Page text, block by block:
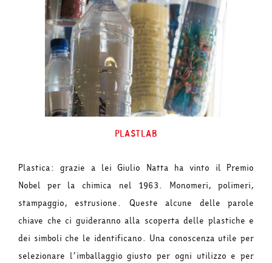
PLASTLAB
Plastica: grazie a lei Giulio Natta ha vinto il Premio
Nobel per la chimica nel 1963. Monomeri, polimeri,
stampaggio, estrusione. Queste alcune delle parole
chiave che ci guideranno alla scoperta delle plastiche e
dei simboli che le identificano. Una conoscenza utile per
selezionare l’imballaggio giusto per ogni utilizzo e per